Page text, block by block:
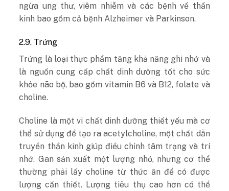
ngừa ung thư, viêm nhiễm và các bệnh về thần
kinh bao gồm cả bệnh Alzheimer và Parkinson.
2.9. Trứng
Trứng là loại thực phẩm tăng khả năng ghi nhớ và
là nguồn cung cấp chất dinh dưỡng tốt cho sức
khỏe não bộ, bao gồm vitamin B6 và B12, folate và
choline.
Choline là một vi chất dinh dưỡng thiết yếu mà cơ
thể sử dụng để tạo ra acetylcholine, một chất dẫn
truyền thần kinh giúp điều chỉnh tâm trạng và trí
nhớ. Gan sản xuất một lượng nhỏ, nhưng cơ thể
thường phải lấy choline từ thức ăn để có được
lượng cần thiết. Lượng tiêu thụ cao hơn có thể